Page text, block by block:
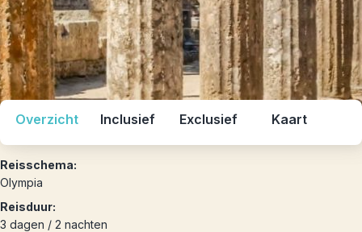
Overzicht Inclusief Exclusief Kaart
Reisschema:
Olympia
Reisduur:
3 dagen / 2 nachten